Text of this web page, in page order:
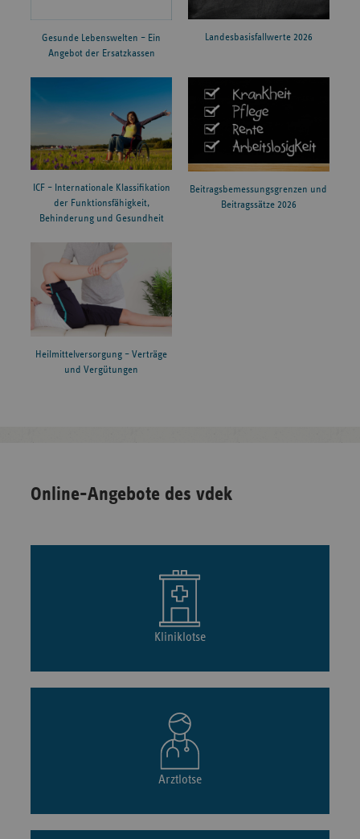
Gesunde Lebenswelten – Ein
Angebot der Ersatzkassen
Landesbasisfallwerte 2026
ICF – Internationale Klassifikation
der Funktionsfähigkeit,
Behinderung und Gesundheit
Beitragsbemessungsgrenzen und
Beitragssätze 2026
Heilmittelversorgung – Verträge
und Vergütungen
Online-Angebote des vdek
Kliniklotse
Arztlotse